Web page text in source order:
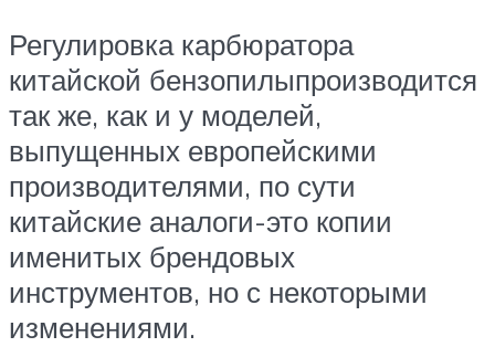
Регулировка карбюратора
китайской бензопилыпроизводится
так же, как и у моделей,
выпущенных европейскими
производителями, по сути
китайские аналоги-это копии
именитых брендовых
инструментов, но с некоторыми
изменениями.